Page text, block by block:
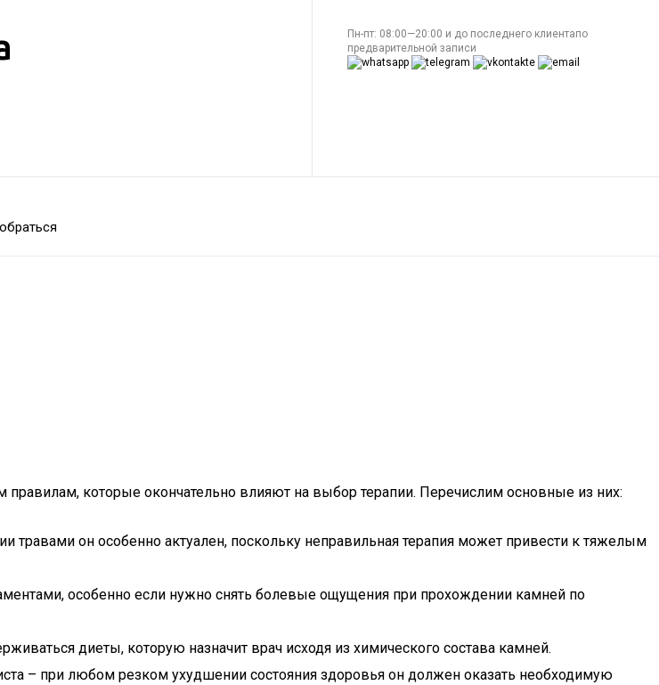
Пн-пт: 08:00—20:00 и до последнего клиентапо
предварительной записи
которые окончательно влияют на выбор терапии. Перечислим основные из них:
он особенно актуален, поскольку неправильная терапия может привести к тяжелым
особенно если нужно снять болевые ощущения при прохождении камней по
диеты, которую назначит врач исходя из химического состава камней.
– при любом резком ухудшении состояния здоровья он должен оказать необходимую